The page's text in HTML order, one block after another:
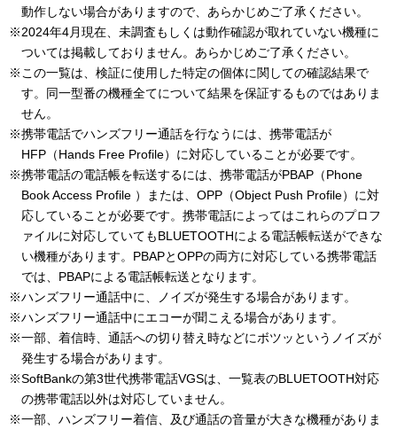
動作しない場合がありますので、あらかじめご了承ください。
※2024年4月現在、未調査もしくは動作確認が取れていない機種に
ついては掲載しておりません。あらかじめご了承ください。
※この一覧は、検証に使用した特定の個体に関しての確認結果で
す。同一型番の機種全てについて結果を保証するものではありま
せん。
※携帯電話でハンズフリー通話を行なうには、携帯電話が
HFP（Hands Free Profile）に対応していることが必要です。
※携帯電話の電話帳を転送するには、携帯電話がPBAP（Phone
Book Access Profile ）または、OPP（Object Push Profile）に対
応していることが必要です。携帯電話によってはこれらのプロフ
ァイルに対応していてもBLUETOOTHによる電話帳転送ができな
い機種があります。PBAPとOPPの両方に対応している携帯電話
では、PBAPによる電話帳転送となります。
※ハンズフリー通話中に、ノイズが発生する場合があります。
※ハンズフリー通話中にエコーが聞こえる場合があります。
※一部、着信時、通話への切り替え時などにボツッというノイズが
発生する場合があります。
※SoftBankの第3世代携帯電話VGSは、一覧表のBLUETOOTH対応
の携帯電話以外は対応していません。
※一部、ハンズフリー着信、及び通話の音量が大きな機種がありま